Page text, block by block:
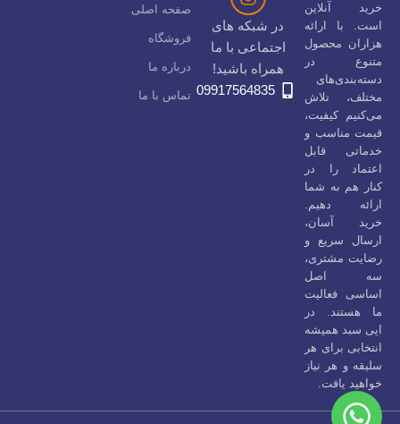
خرید آنلاین
است. با ارائه
هزاران محصول
متنوع در
دسته‌بندی‌های
مختلف، تلاش
می‌کنیم کیفیت،
قیمت مناسب و
خدماتی قابل
اعتماد را در
کنار هم به شما
ارائه دهیم.
خرید آسان،
ارسال سریع و
رضایت مشتری،
سه اصل
اساسی فعالیت
ما هستند. در
ایی سبد همیشه
انتخابی برای هر
سلیقه و هر نیاز
خواهید یافت.
در شبکه های
اجتماعی با ما
همراه باشید!
09917564835
صفحه اصلی
فروشگاه
درباره ما
تماس با ما